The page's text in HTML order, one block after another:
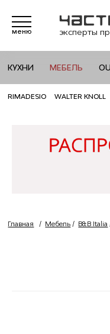
меню эксперты
КУХНИ МЕБЕЛЬ
RIMADESIO WALTER KNOLL
Главная / Мебель / B&B Italia